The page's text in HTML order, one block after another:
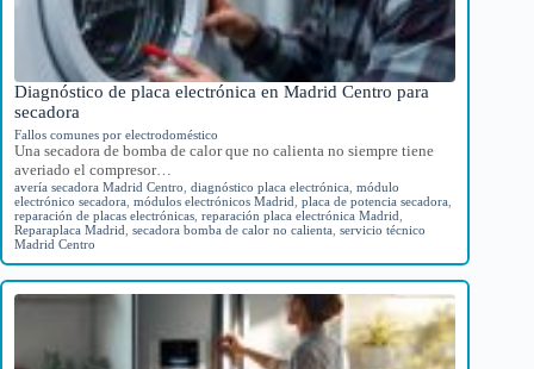
Diagnóstico de placa electrónica en Madrid Centro para
secadora
Fallos comunes por electrodoméstico
Una secadora de bomba de calor que no calienta no siempre tiene
averiado el compresor…
avería secadora Madrid Centro diagnóstico placa electrónica módulo
electrónico secadora módulos electrónicos Madrid placa de potencia secadora
reparación de placas electrónicas reparación placa electrónica Madrid
Reparaplaca Madrid
secadora bomba de calor no calienta servicio técnico
Madrid Centro